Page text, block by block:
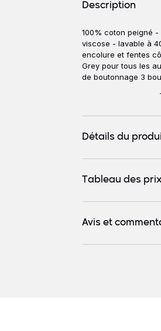
Description
100% coton peigné
viscose - lavable à
encolure et fentes
Grey pour tous les
de boutonnage 3
Détails du
Tableau des
Avis et